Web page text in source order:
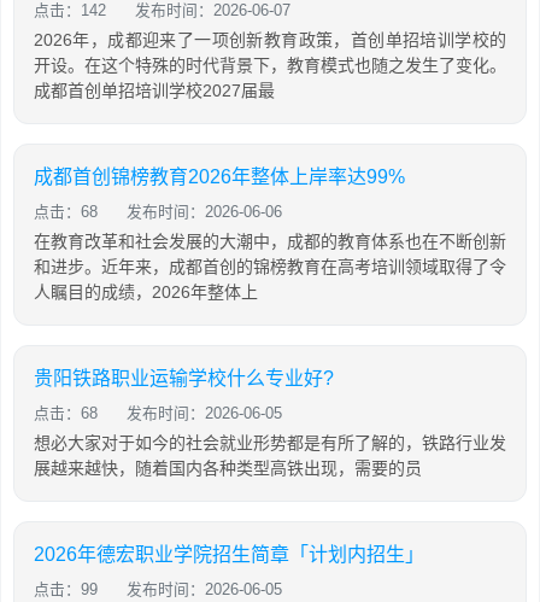
点击：142 发布时间：2026-06-07
2026年，成都迎来了一项创新教育政策，首创单招培训学校的
开设。在这个特殊的时代背景下，教育模式也随之发生了变化。
成都首创单招培训学校2027届最
成都首创锦榜教育2026年整体上岸率达99%
点击：68 发布时间：2026-06-06
在教育改革和社会发展的大潮中，成都的教育体系也在不断创新
和进步。近年来，成都首创的锦榜教育在高考培训领域取得了令
人瞩目的成绩，2026年整体上
贵阳铁路职业运输学校什么专业好?
点击：68 发布时间：2026-06-05
想必大家对于如今的社会就业形势都是有所了解的，铁路行业发
展越来越快，随着国内各种类型高铁出现，需要的员
2026年德宏职业学院招生简章「计划内招生」
点击：99 发布时间：2026-06-05